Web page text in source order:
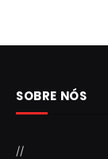
SOBRE NÓS
//